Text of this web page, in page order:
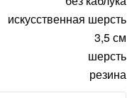
искусственная шерсть
3,5 см
шерсть
резина